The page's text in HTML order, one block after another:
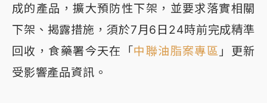
成的產品，擴大預防性下架，並要求落實相關
下架、揭露措施，須於7月6日24時前完成精準
回收，食藥署今天在「中聯油脂案專區 」更新
受影響產品資訊。